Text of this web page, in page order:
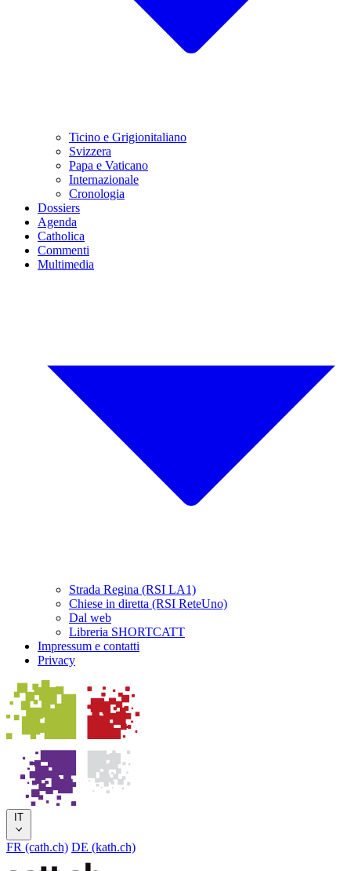
Ticino e Grigionitaliano
Svizzera
Papa e Vaticano
Internazionale
Cronologia
Dossiers
Agenda
Catholica
Commenti
Multimedia
Strada Regina (RSI LA1)
Chiese in diretta (RSI ReteUno)
Dal web
Libreria SHORTCATT
Impressum e contatti
Privacy
IT
FR (cath.ch) DE (kath.ch)